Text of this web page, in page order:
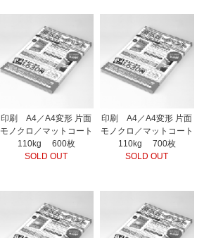
印刷 A4／A4変形 片面
モノクロ／マットコート
110kg 600枚
SOLD OUT
印刷 A4／A4変形 片面
モノクロ／マットコート
110kg 700枚
SOLD OUT